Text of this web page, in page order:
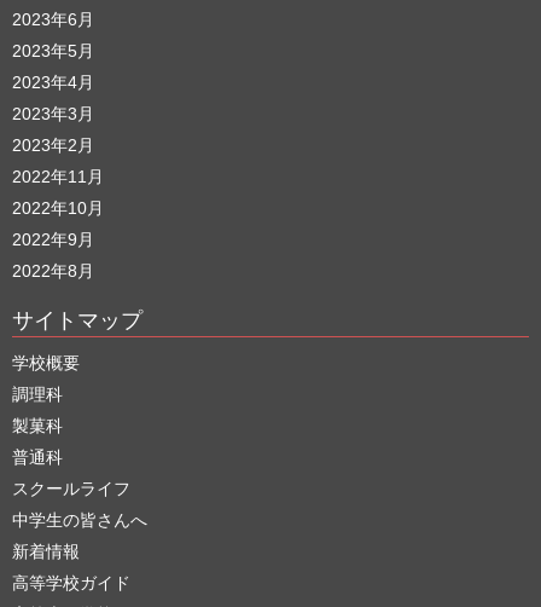
2023年6月
2023年5月
2023年4月
2023年3月
2023年2月
2022年11月
2022年10月
2022年9月
2022年8月
サイトマップ
学校概要
調理科
製菓科
普通科
スクールライフ
中学生の皆さんへ
新着情報
高等学校ガイド